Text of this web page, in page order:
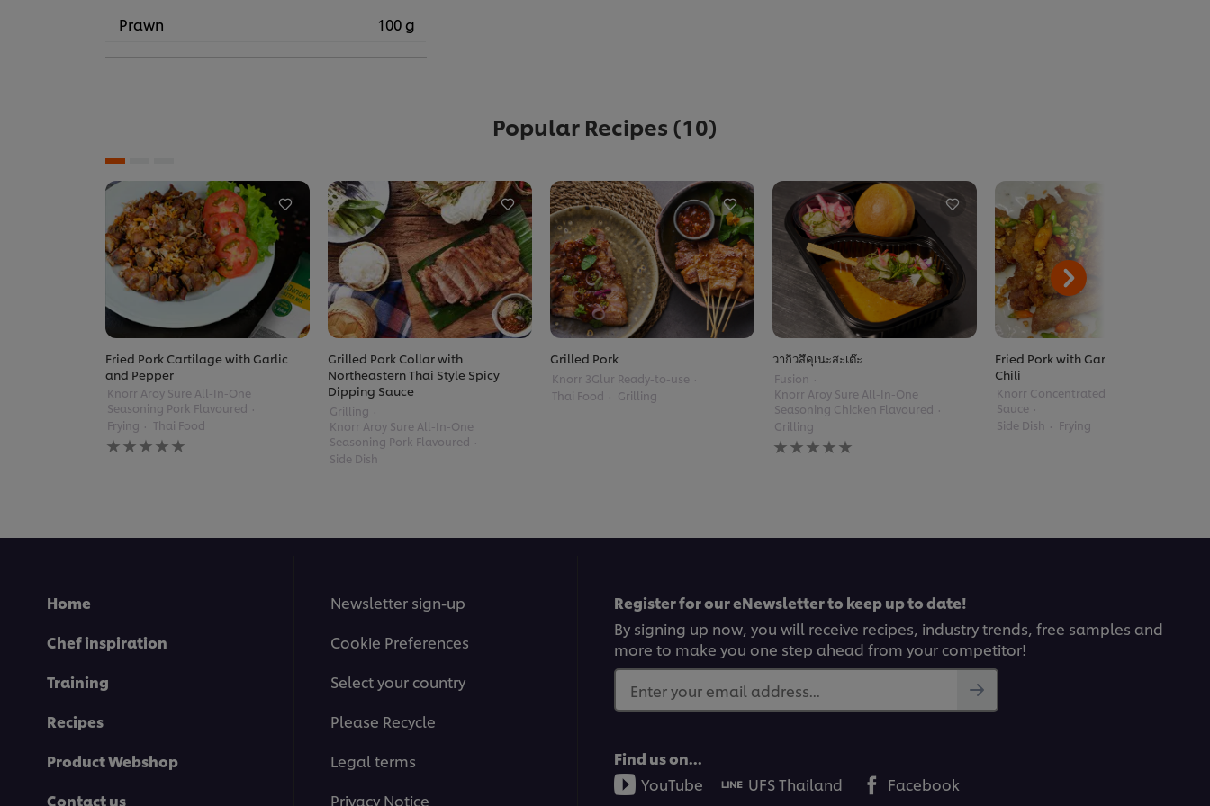
Prawn 100 g
Popular Recipes (10)
Fried Pork Cartilage with Garlic
and Pepper
Knorr Aroy Sure All-In-One
Seasoning Pork Flavoured
Frying
Thai Food
No
ratings
Grilled Pork Collar with
Northeastern Thai Style Spicy
Dipping Sauce
Grilling
Knorr Aroy Sure All-In-One
Seasoning Pork Flavoured
Side Dish
Grilled Pork
Knorr 3Glur Ready-to-use
Thai Food
Grilling
วากิวสึคุเนะสะเต๊ะ
Fusion
Knorr Aroy Sure All-In-One
Seasoning Chicken Flavoured
Grilling
No
ratings
Fried Pork with Garlic and Fresh
Chili
Knorr Concentrated Tamarind
Sauce
Side Dish
Frying
Home
Chef inspiration
Training
Recipes
Product Webshop
Contact us
Newsletter sign-up
Cookie Preferences
Select your country
Please Recycle
Legal terms
Privacy Notice
Register for our eNewsletter to keep up to date!
By signing up now, you will receive recipes, industry trends, free samples and
more to make you one step ahead from your competitor!
Enter your email address...
Find us on...
YouTube
UFS Thailand Facebook